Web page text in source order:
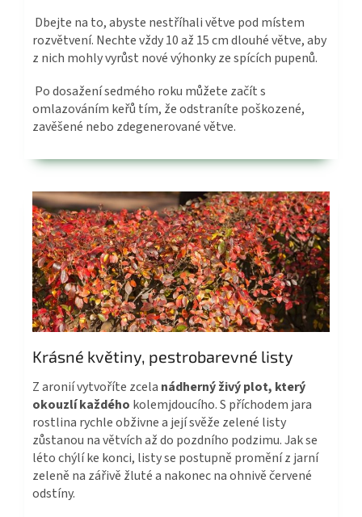
Dbejte na to, abyste nestříhali větve pod místem
rozvětvení. Nechte vždy 10 až 15 cm dlouhé větve, aby
z nich mohly vyrůst nové výhonky ze spících pupenů.
Po dosažení sedmého roku můžete začít s
omlazováním keřů tím, že odstraníte poškozené,
zavěšené nebo zdegenerované větve.
Krásné květiny, pestrobarevné listy​
Z aronií vytvoříte zcela nádherný živý plot, který
okouzlí každého kolemjdoucího. S příchodem jara
rostlina rychle obživne a její svěže zelené listy
zůstanou na větvích až do pozdního podzimu. Jak se
léto chýlí ke konci, listy se postupně promění z jarní
zeleně na zářivě žluté a nakonec na ohnivě červené
odstíny.